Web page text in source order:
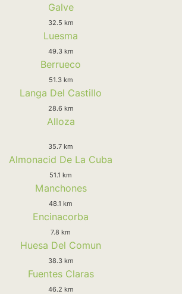
Galve
32.5 km
Luesma
49.3 km
Berrueco
51.3 km
Langa Del Castillo
28.6 km
Alloza
35.7 km
Almonacid De La Cuba
51.1 km
Manchones
48.1 km
Encinacorba
7.8 km
Huesa Del Comun
38.3 km
Fuentes Claras
46.2 km